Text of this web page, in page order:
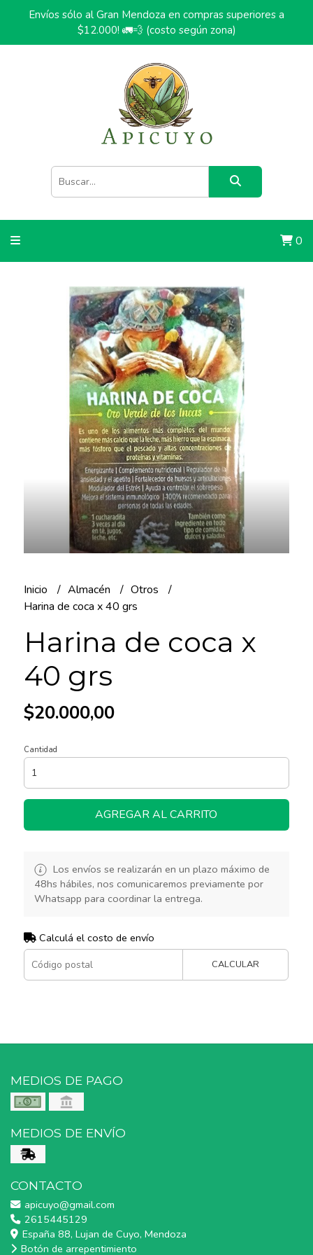
Envíos sólo al Gran Mendoza en compras superiores a
$12.000! 🚛💨 (costo según zona)
0
Inicio Almacén
Otros
Harina de coca x 40 grs
Harina de coca x
40 grs
$20.000,00
Cantidad
AGREGAR AL CARRITO
Los envíos se realizarán en un plazo máximo de
48hs hábiles, nos comunicaremos previamente por
Whatsapp para coordinar la entrega.
Calculá el costo de envío
CALCULAR
MEDIOS DE PAGO
MEDIOS DE ENVÍO
CONTACTO
apicuyo@gmail.com
2615445129
España 88, Lujan de Cuyo, Mendoza
Botón de arrepentimiento